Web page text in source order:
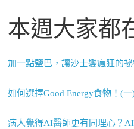
本週大家都
加一點鹽巴，讓沙士變瘋狂的祕
如何選擇Good Energy食物！(一
病人覺得AI醫師更有同理心？